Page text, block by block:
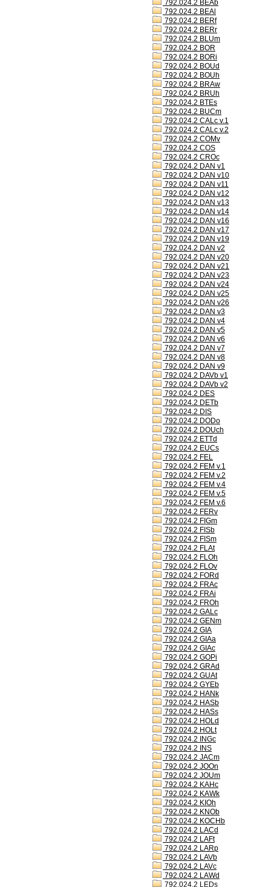
792.024.2 BEAb
792.024.2 BEAl
792.024.2 BERf
792.024.2 BERr
792.024.2 BLUm
792.024.2 BOR
792.024.2 BORi
792.024.2 BOUd
792.024.2 BOUh
792.024.2 BRAw
792.024.2 BRUh
792.024.2 BTEs
792.024.2 BUCm
792.024.2 CALc v.1
792.024.2 CALc v.2
792.024.2 COMv
792.024.2 COS
792.024.2 CROc
792.024.2 DAN v1
792.024.2 DAN v10
792.024.2 DAN v11
792.024.2 DAN v12
792.024.2 DAN v13
792.024.2 DAN v14
792.024.2 DAN v16
792.024.2 DAN v17
792.024.2 DAN v19
792.024.2 DAN v2
792.024.2 DAN v20
792.024.2 DAN v21
792.024.2 DAN v23
792.024.2 DAN v24
792.024.2 DAN v25
792.024.2 DAN v26
792.024.2 DAN v3
792.024.2 DAN v4
792.024.2 DAN v5
792.024.2 DAN v6
792.024.2 DAN v7
792.024.2 DAN v8
792.024.2 DAN v9
792.024.2 DAVb v1
792.024.2 DAVb v2
792.024.2 DES
792.024.2 DETb
792.024.2 DIS
792.024.2 DODo
792.024.2 DOUch
792.024.2 ETTd
792.024.2 EUCs
792.024.2 FEL
792.024.2 FEM v.1
792.024.2 FEM v.2
792.024.2 FEM v.4
792.024.2 FEM v.5
792.024.2 FEM v.6
792.024.2 FERv
792.024.2 FIGm
792.024.2 FISb
792.024.2 FISm
792.024.2 FLAt
792.024.2 FLOh
792.024.2 FLOv
792.024.2 FORd
792.024.2 FRAc
792.024.2 FRAi
792.024.2 FROh
792.024.2 GALc
792.024.2 GENm
792.024.2 GIA
792.024.2 GIAa
792.024.2 GIAc
792.024.2 GOPi
792.024.2 GRAd
792.024.2 GUAt
792.024.2 GYEb
792.024.2 HANk
792.024.2 HASb
792.024.2 HASs
792.024.2 HOLd
792.024.2 HOLt
792.024.2 INGc
792.024.2 INS
792.024.2 JACm
792.024.2 JOOn
792.024.2 JOUm
792.024.2 KAHc
792.024.2 KAWk
792.024.2 KIOh
792.024.2 KNOb
792.024.2 KOCHb
792.024.2 LACd
792.024.2 LAFt
792.024.2 LARp
792.024.2 LAVb
792.024.2 LAVc
792.024.2 LAWd
792.024.2 LEDs